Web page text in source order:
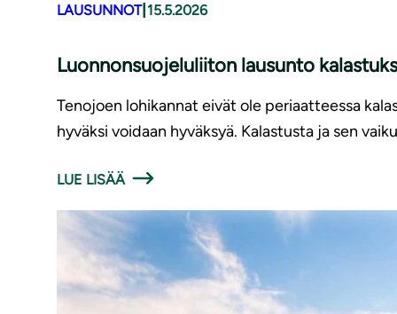
LAUSUNNOT| 15.5.2026
Luonnonsuojeluliiton lausunto
Tenojoen lohikannat eivät ole periaatteessa
hyväksi voidaan hyväksyä. Kalastusta ja sen
LUE LISÄÄ